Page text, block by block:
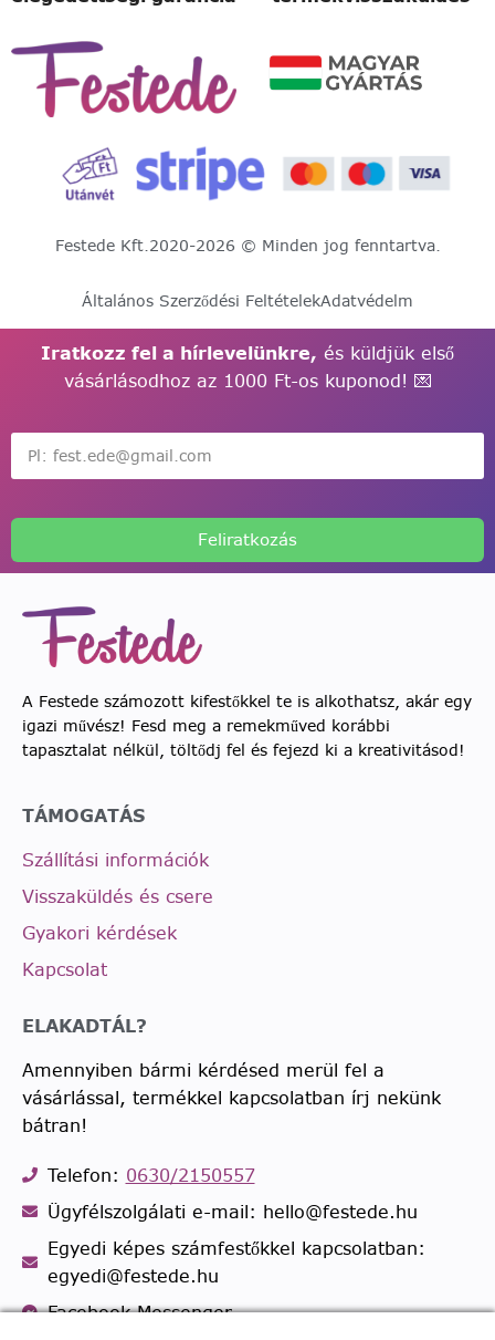
Festede Kft.2020-2026 © Minden jog fenntartva.
Általános Szerződési FeltételekAdatvédelm
Iratkozz fel a hírlevelünkre, és küldjük első
vásárlásodhoz az 1000 Ft-os kuponod! 💌
Feliratkozás
A Festede számozott kifestőkkel te is alkothatsz, akár egy
igazi művész! Fesd meg a remekműved korábbi
tapasztalat nélkül, töltődj fel és fejezd ki a kreativitásod!
TÁMOGATÁS
Szállítási információk
Visszaküldés és csere
Gyakori kérdések
Kapcsolat
ELAKADTÁL?
Amennyiben bármi kérdésed merül fel a
vásárlással, termékkel kapcsolatban írj nekünk
bátran!
Telefon: 0630/2150557
Ügyfélszolgálati e-mail: hello@festede.hu
Egyedi képes számfestőkkel kapcsolatban:
egyedi@festede.hu
Facebook Messenger